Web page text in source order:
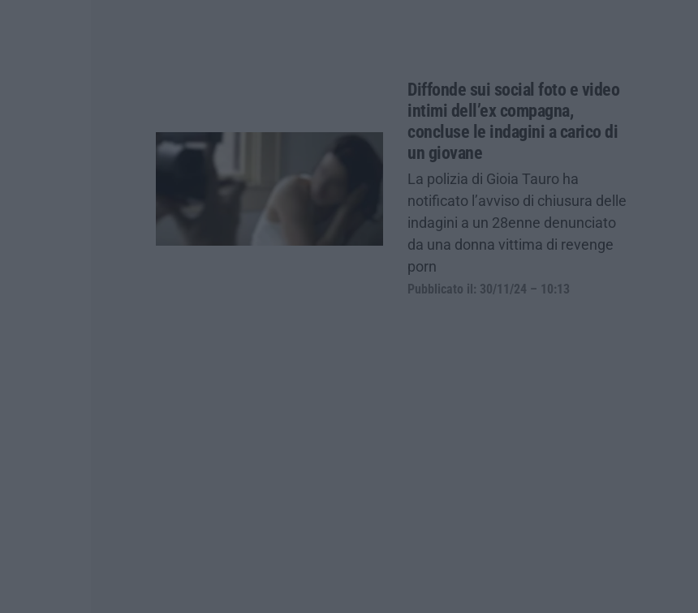
Diffonde sui social foto e video
intimi dell’ex compagna,
concluse le indagini a carico di
un giovane
La polizia di Gioia Tauro ha
notificato l’avviso di chiusura delle
indagini a un 28enne denunciato
da una donna vittima di revenge
porn
Pubblicato il: 30/11/24 – 10:13